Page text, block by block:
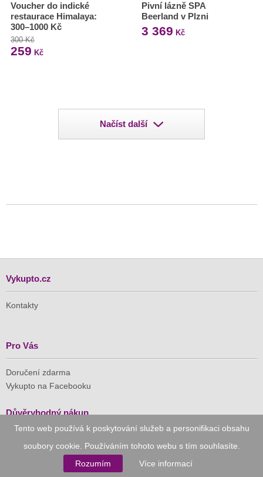
Tento web používá k poskytování služeb a personifikaci obsahu
soubory cookie. Používáním tohoto webu s tím souhlasíte.
Rozumím
Více informací
Voucher do indické
restaurace Himalaya:
300–1000 Kč
300 Kč
259 Kč
Pivní lázně SPA
Beerland v Plzni
3 369 Kč
Načíst další
Vykupto.cz
Kontakty
Pro Vás
Doručení zdarma
Vykupto na Facebooku
Důvěryhodný nákup
Naše společnost je členem Asociace pro elektronickou
komerci (APEK)